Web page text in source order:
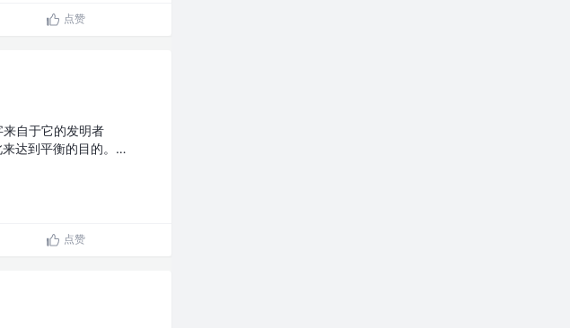
点赞
自于它的发明者
达到平衡的目的。…
点赞